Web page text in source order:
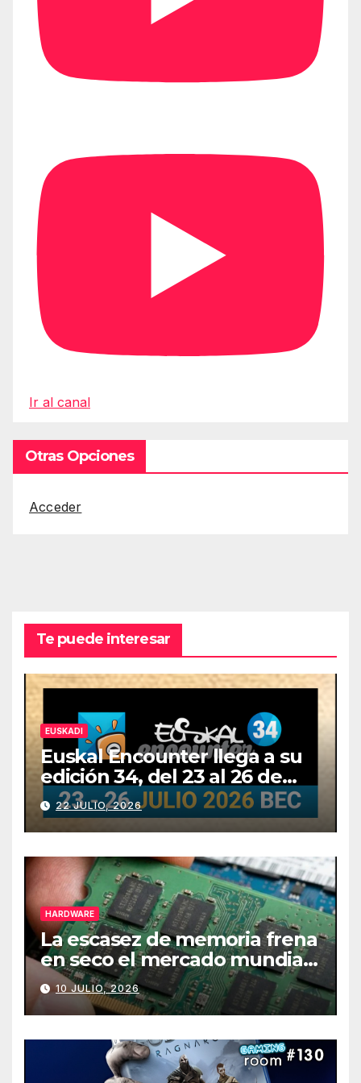
Ir al canal
Otras Opciones
Acceder
Te puede interesar
EUSKADI
Euskal Encounter llega a su
edición 34, del 23 al 26 de
julio
22 JULIO, 2026
HARDWARE
La escasez de memoria frena
en seco el mercado mundial
de PCs
10 JULIO, 2026